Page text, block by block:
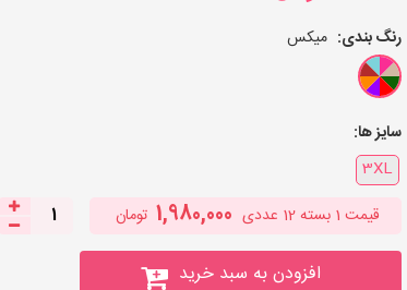
رنگ بندی: میکس
سایز ها:
3XL
قیمت 1 بسته 12 عددی 1,980,000 تومان 1
افزودن به سبد خرید